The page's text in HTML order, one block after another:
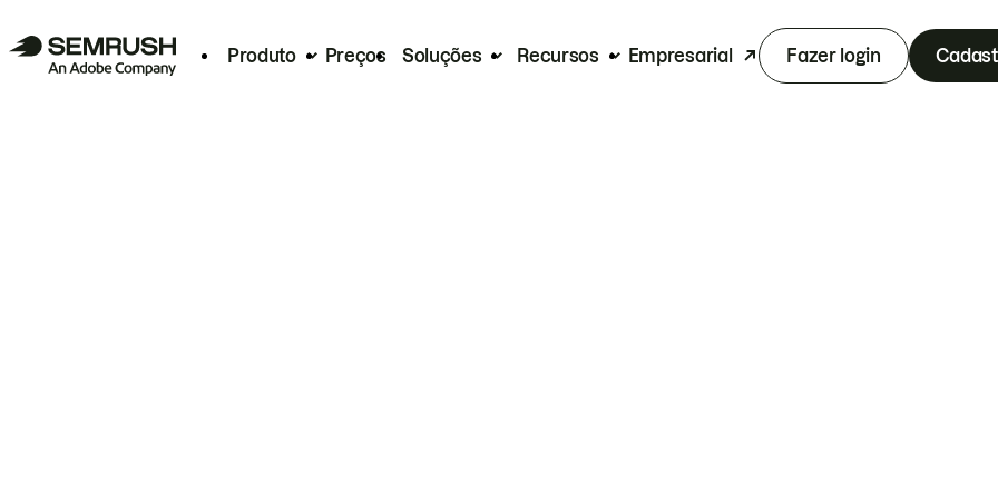
Produto Preços Soluções Recursos Empresarial Fazer login